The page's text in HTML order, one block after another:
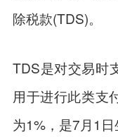
除税款(TDS)。
TDS是对交易时
用于进行此类支
为1%，是7月1日